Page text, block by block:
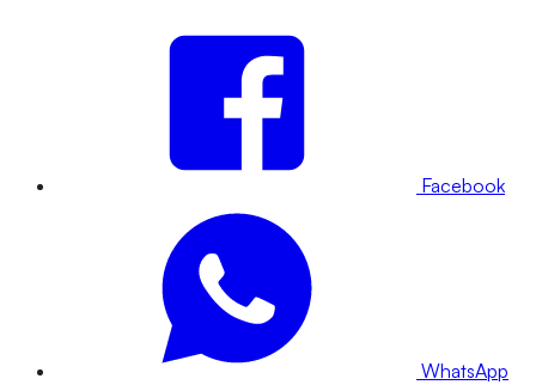
Facebook
WhatsApp